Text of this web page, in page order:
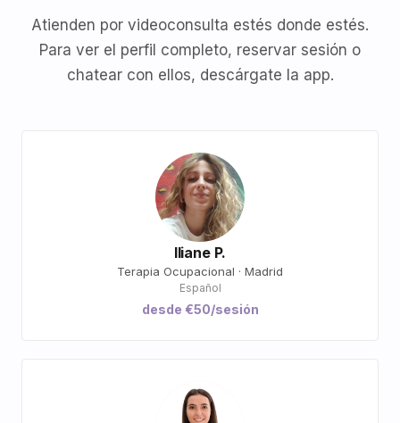
Atienden por videoconsulta estés donde estés.
Para ver el perfil completo, reservar sesión o
chatear con ellos, descárgate la app.
Iliane P.
Terapia Ocupacional · Madrid
Español
desde €50/sesión